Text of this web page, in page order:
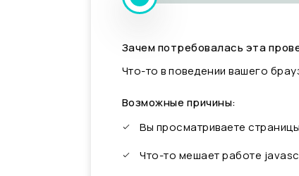
Зачем потребовалась эта
Что-то в поведении вашего
Возможные причины:
Вы просматриваете
Что-то мешает работе